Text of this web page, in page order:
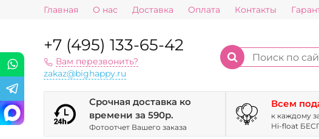
Главная О нас Доставка Оплата Контакты
+7 (495) 133-65-42
Вам перезвонить?
zakaz@bighappy.ru
Срочная доставка ко
времени за 590р.
Фотоотчет Вашего заказа
Всем
к каждому
Hi-float